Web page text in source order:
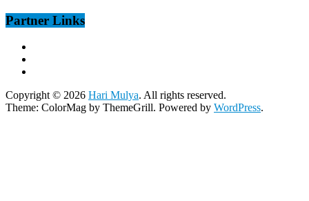
Partner Links
Copyright © 2026 Hari Mulya. All rights reserved.
Theme: ColorMag by ThemeGrill. Powered by WordPress.